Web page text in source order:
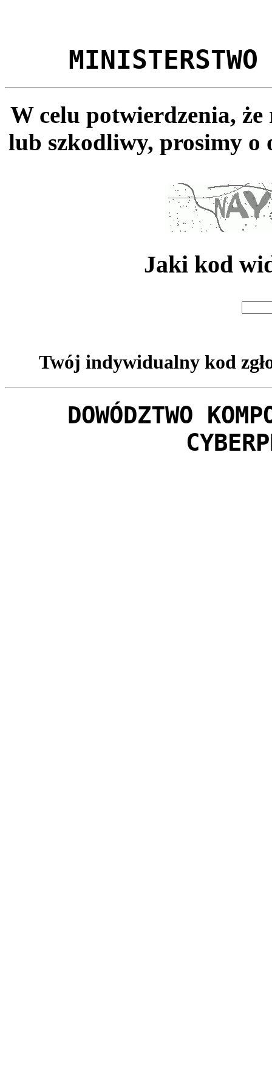
MINISTERSTWO
W celu potwierdzenia,
lub szkodliwy, prosimy o
Jaki kod
Twój indywidualny kod
DOWÓDZTWO